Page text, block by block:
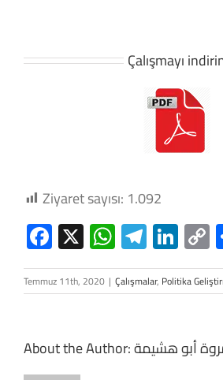
Çalışmayı
Ziyaret sayısı: 1.092
Facebook
X
Temmuz 11th, 2020 | Çalışmalar, Politika
About the Author:أبو هشيمة